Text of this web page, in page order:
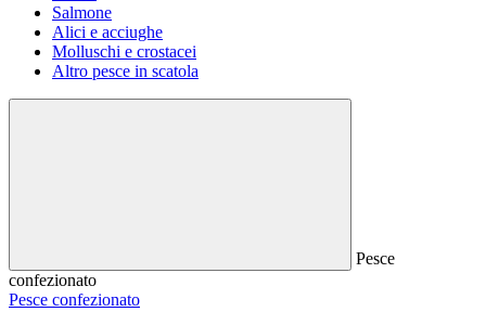
Salmone
Alici e acciughe
Molluschi e crostacei
Altro pesce in scatola
Pesce
confezionato
Pesce confezionato